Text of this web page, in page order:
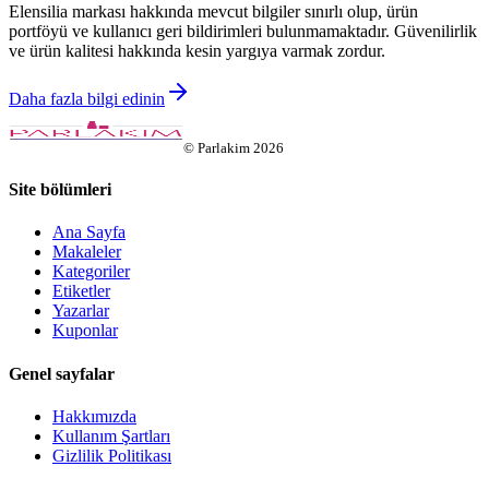
Elensilia markası hakkında mevcut bilgiler sınırlı olup, ürün
portföyü ve kullanıcı geri bildirimleri bulunmamaktadır. Güvenilirlik
ve ürün kalitesi hakkında kesin yargıya varmak zordur.
Daha fazla bilgi edinin
© Parlakim 2026
Site bölümleri
Ana Sayfa
Makaleler
Kategoriler
Etiketler
Yazarlar
Kuponlar
Genel sayfalar
Hakkımızda
Kullanım Şartları
Gizlilik Politikası